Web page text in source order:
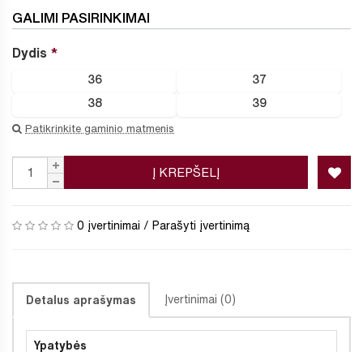
GALIMI PASIRINKIMAI
Dydis
36 37
38 39
Patikrinkite gaminio matmenis
Į KREPŠELĮ
0 įvertinimai / Parašyti įvertinimą
Detalus aprašymas Įvertinimai (0)
Ypatybės